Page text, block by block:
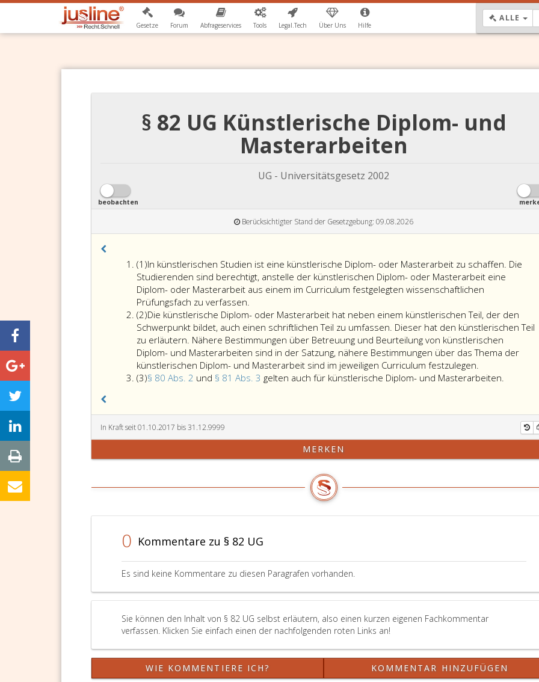
Gesetze Forum Abfrageservices Tools Legal.Tech Über Uns Hilfe
ALLE
§ 82 UG Künstlerische Diplom- und
Masterarbeiten
UG - Universitätsgesetz 2002
beobachten
Berücksichtigter Stand der Gesetzgebung: 09.08.2026
(1)Absatz
eins
In künstlerischen Studien ist eine künstlerische Diplom- oder Masterarbeit zu schaffen. Die
Studierenden sind berechtigt, anstelle der künstlerischen Diplom- oder Masterarbeit eine
Diplom- oder Masterarbeit aus einem im Curriculum festgelegten wissenschaftlichen
Prüfungsfach zu verfassen.
(2)Absatz
2
Die künstlerische Diplom- oder Masterarbeit hat neben einem künstlerischen Teil, der den
Schwerpunkt bildet, auch einen schriftlichen Teil zu umfassen. Dieser hat den künstlerischen Teil
zu erläutern. Nähere Bestimmungen über Betreuung und Beurteilung von künstlerischen
Diplom- und Masterarbeiten sind in der Satzung, nähere Bestimmungen über das Thema der
künstlerischen Diplom- und Masterarbeit sind im jeweiligen Curriculum festzulegen.
(3)Absatz
§ 80 Abs. 2 und § 81 Abs. 3 gelten auch für künstlerische Diplom- und Masterarbeiten.
2
gelten
für
In Kraft seit 01.10.2017 bis 31.12.9999
MERKEN
0 Kommentare zu § 82 UG
Es sind keine Kommentare zu diesen Paragrafen vorhanden.
Sie können den Inhalt von § 82 UG selbst erläutern, also einen kurzen eigenen Fachkommentar
verfassen. Klicken Sie einfach einen der nachfolgenden roten Links an!
WIE KOMMENTIERE ICH? KOMMENTAR HINZUFÜGEN